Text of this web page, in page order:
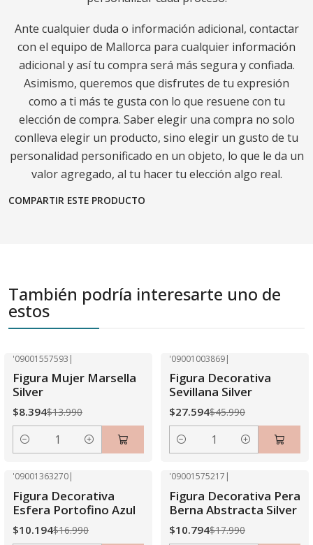
Ante cualquier duda o información adicional, contactar
con el equipo de Mallorca para cualquier información
adicional y así tu compra será más segura y confiada.
Asimismo, queremos que disfrutes de tu expresión
como a ti más te gusta con lo que resuene con tu
elección de compra. Saber elegir una compra no solo
conlleva elegir un producto, sino elegir un gusto de tu
personalidad personificado en un objeto, lo que le da un
valor agregado, al tu hacer tu elección algo real.
COMPARTIR ESTE PRODUCTO
También podría interesarte uno de
estos
'09001557593 |
Figura Mujer Marsella
Silver
$8.394$13.990
Cantidad
'09001003869|
Figura Decorativa
Sevillana Silver
$27.594$45.990
Cantidad
'09001363270|
Figura Decorativa
Esfera Portofino Azul
$10.194$16.990
'09001575217 |
Figura Decorativa Pera
Berna Abstracta Silver
$10.794$17.990